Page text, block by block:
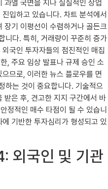
열 국면을 지나 실질적인 상업
입하고 있습니다. 차트 분석에서
장기 이평선이 수렴하거나 골든크
니다. 특히, 거래량이 꾸준히 증가
국인 투자자들의 점진적인 매집
, 주요 임상 발표나 규제 승인 소
므로, 이러한 뉴스 플로우를 면
하는 것이 중요합니다. 기술적으
받은 후, 견고한 지지 구간에서 바
정적인 매수 타점이 될 수 있습니
기반한 투자심리가 형성되고 있
외국인 및 기관